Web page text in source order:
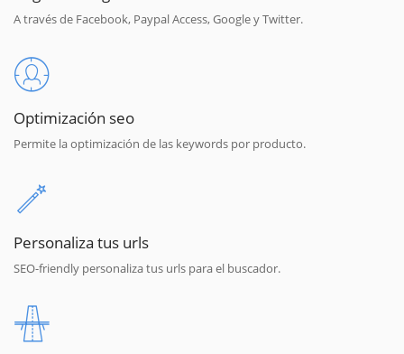
A través de Facebook, Paypal Access, Google y Twitter.
Optimización seo
Permite la optimización de las keywords por producto.
Personaliza tus urls
SEO-friendly personaliza tus urls para el buscador.